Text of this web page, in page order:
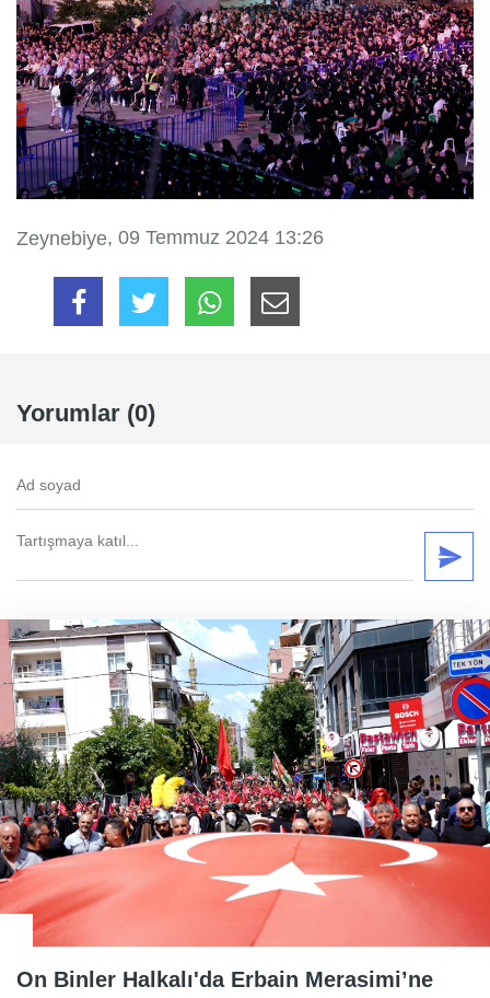
Zeynebiye, 09 Temmuz 2024 13:26
Yorumlar (0)
On Binler Halkalı'da Erbain Merasimi’ne